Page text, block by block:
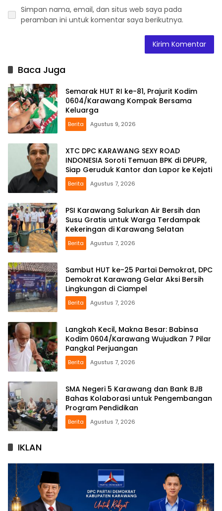
Simpan nama, email, dan situs web saya pada
peramban ini untuk komentar saya berikutnya.
Baca Juga
Semarak HUT RI ke-81, Prajurit Kodim
0604/Karawang Kompak Bersama
Keluarga
Berita Agustus 9, 2026
XTC DPC KARAWANG SEXY ROAD
INDONESIA Soroti Temuan BPK di DPUPR,
Siap Geruduk Kantor dan Lapor ke Kejati
Berita Agustus 7, 2026
PSI Karawang Salurkan Air Bersih dan
Susu Gratis untuk Warga Terdampak
Kekeringan di Karawang Selatan
Berita Agustus 7, 2026
Sambut HUT ke-25 Partai Demokrat, DPC
Demokrat Karawang Gelar Aksi Bersih
Lingkungan di Ciampel
Berita Agustus 7, 2026
Langkah Kecil, Makna Besar: Babinsa
Kodim 0604/Karawang Wujudkan 7 Pilar
Pangkal Perjuangan
Berita Agustus 7, 2026
SMA Negeri 5 Karawang dan Bank BJB
Bahas Kolaborasi untuk Pengembangan
Program Pendidikan
Berita Agustus 7, 2026
IKLAN